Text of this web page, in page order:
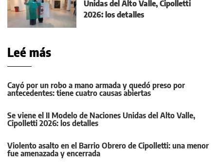
Unidas del Alto Valle, Cipolletti
2026: los detalles
Leé más
Cayó por un robo a mano armada y quedó preso por
antecedentes: tiene cuatro causas abiertas
Se viene el II Modelo de Naciones Unidas del Alto Valle,
Cipolletti 2026: los detalles
Violento asalto en el Barrio Obrero de Cipolletti: una menor
fue amenazada y encerrada